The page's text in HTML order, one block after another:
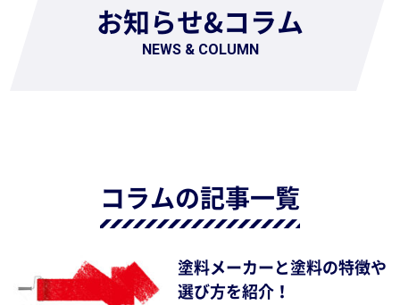
お知らせ&コラム
NEWS & COLUMN
コラムの記事一覧
塗料メーカーと塗料の特徴や
選び方を紹介！